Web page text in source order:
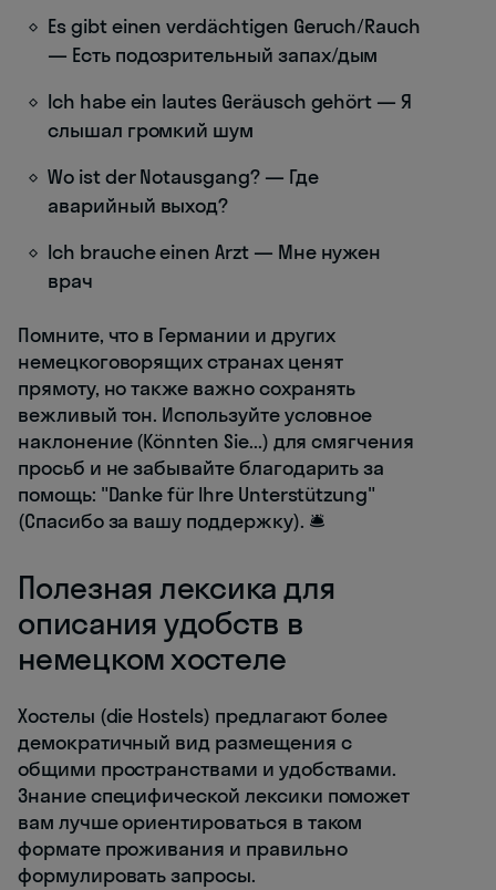
Es gibt einen verdächtigen Geruch/Rauch
— Есть подозрительный запах/дым
Ich habe ein lautes Geräusch gehört — Я
слышал громкий шум
Wo ist der Notausgang? — Где
аварийный выход?
Ich brauche einen Arzt — Мне нужен
врач
Помните, что в Германии и других
немецкоговорящих странах ценят
прямоту, но также важно сохранять
вежливый тон. Используйте условное
наклонение (Könnten Sie...) для смягчения
просьб и не забывайте благодарить за
помощь: "Danke für Ihre Unterstützung"
(Спасибо за вашу поддержку). 🛎️
Полезная лексика для
описания удобств в
немецком хостеле
Хостелы (die Hostels) предлагают более
демократичный вид размещения с
общими пространствами и удобствами.
Знание специфической лексики поможет
вам лучше ориентироваться в таком
формате проживания и правильно
формулировать запросы.